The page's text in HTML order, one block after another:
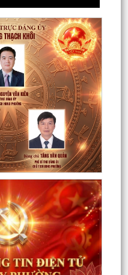
dụng Internet, mạng xã
học sinh trên địa bàn
vụ Đảng ủy phường lần